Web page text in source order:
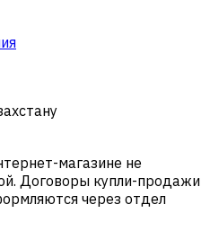
магазине не
Договоры купли-продажи
через отдел